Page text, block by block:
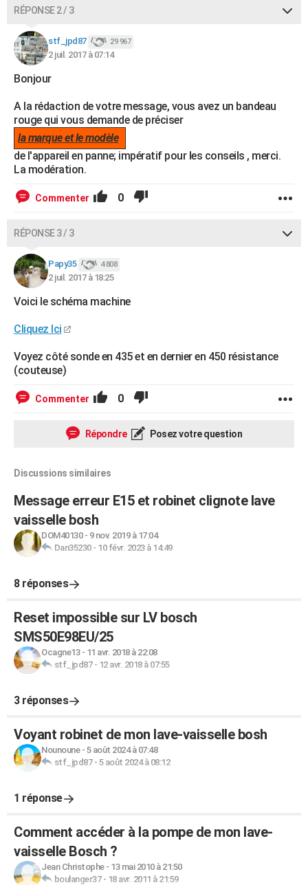
RÉPONSE 2 / 3
stf_jpd87 29 967
2 juil. 2017 à 07:14
Bonjour
A la rédaction de votre message, vous avez un bandeau
rouge qui vous demande de préciser
la marque et le modèle
de l'appareil en panne; impératif pour les conseils , merci.
La modération.
Commenter 0
RÉPONSE 3 / 3
Papy35 4 808
2 juil. 2017 à 18:25
Voici le schéma machine
Cliquez Ici
Voyez côté sonde en 435 et en dernier en 450 résistance
(couteuse)
Commenter 0
Répondre Posez votre question
Discussions similaires
Message erreur E15 et robinet clignote lave
vaisselle bosh
DOM40130- 9 nov. 2019 à 17:04
Dan35230- 10 févr. 2023 à 14:49
8 réponses
Reset impossible sur LV bosch
SMS50E98EU/25
Ocagne13- 11 avr. 2018 à 22:08
stf_jpd87- 12 avr. 2018 à 07:55
3 réponses
Voyant robinet de mon lave-vaisselle bosh
Nounoune- 5 août 2024 à 07:48
stf_jpd87- 5 août 2024 à 08:12
1 réponse
Comment accéder à la pompe de mon lave-
vaisselle Bosch ?
Jean Christophe- 13 mai 2010 à 21:50
boulanger37- 18 avr. 2011 à 21:59